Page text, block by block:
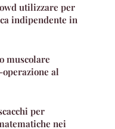
utilizzare per
indipendente in
muscolare
al
per
nei